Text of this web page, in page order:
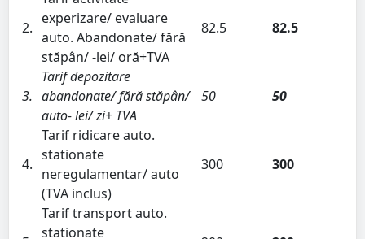
2.
experizare/ evaluare
auto. Abandonate/ fără
stăpân/ -lei/ oră+TVA
82.5 82.5
3.
Tarif depozitare
abandonate/ fără stăpân/
auto- lei/ zi+ TVA
50 50
4.
Tarif ridicare auto.
stationate
neregulamentar/ auto
(TVA inclus)
300 300
Tarif transport auto.
stationate